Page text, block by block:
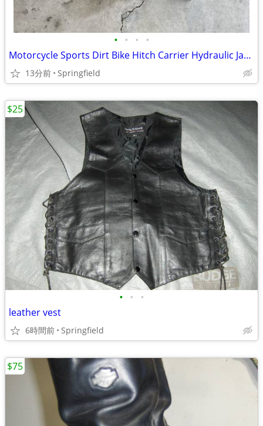
• • • •
Motorcycle Sports Dirt Bike Hitch Carrier Hydraulic Jack Hauler Loadin
13分前 Springfield
• • •
leather vest
6時間前 Springfield
$25
$75